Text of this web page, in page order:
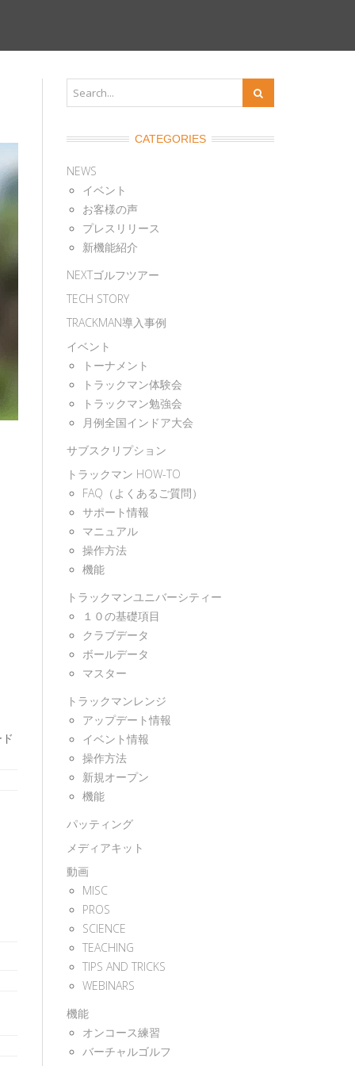
CATEGORIES
NEWS
イベント
お客様の声
プレスリリース
新機能紹介
NEXTゴルフツアー
TECH STORY
TRACKMAN導入事例
イベント
トーナメント
トラックマン体験会
トラックマン勉強会
月例全国インドア大会
サブスクリプション
トラックマン HOW-TO
FAQ（よくあるご質問）
サポート情報
マニュアル
操作方法
機能
トラックマンユニバーシティー
１０の基礎項目
クラブデータ
ボールデータ
マスター
トラックマンレンジ
アップデート情報
イベント情報
操作方法
新規オープン
機能
パッティング
メディアキット
動画
MISC
PROS
SCIENCE
TEACHING
TIPS AND TRICKS
WEBINARS
機能
オンコース練習
バーチャルゴルフ